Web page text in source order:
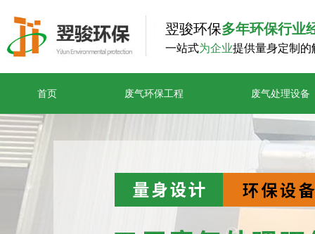
首页 废气环保工程 废气处理设备
翌骏环保多年环保行业
一站式为企业提供量身定制的